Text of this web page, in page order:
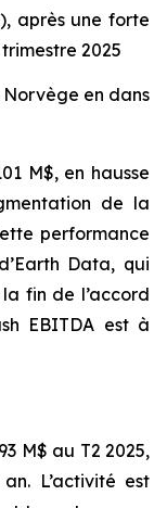
après une forte
2025
en dans
M$, en hausse
de la
performance
Data, qui
fin de l’accord
EBITDA est à
M$ au T2 2025,
L’activité est